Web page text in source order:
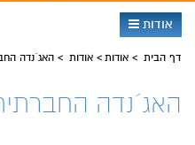
אודות
דף הבית אודות אודות האג´נדה
האג´נדה